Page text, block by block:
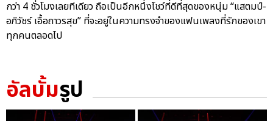
กว่า 4 ชั่วโมงเลยทีเดียว ถือเป็นอีกหนึ่งโชว์ที่ดีที่สุดของหนุ่ม “แสตมป์-
อภิวัชร์ เอื้อถาวรสุข” ที่จะอยู่ในความทรงจำของแฟนเพลงที่รักของเขา
ทุกคนตลอดไป
อัลบั้มรูป